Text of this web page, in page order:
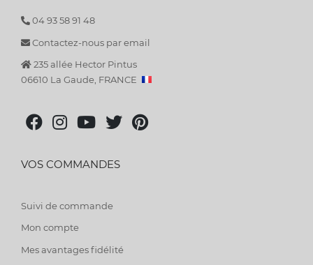
04 93 58 91 48
Contactez-nous par email
235 allée Hector Pintus
06610 La Gaude, FRANCE
VOS COMMANDES
Suivi de commande
Mon compte
Mes avantages fidélité